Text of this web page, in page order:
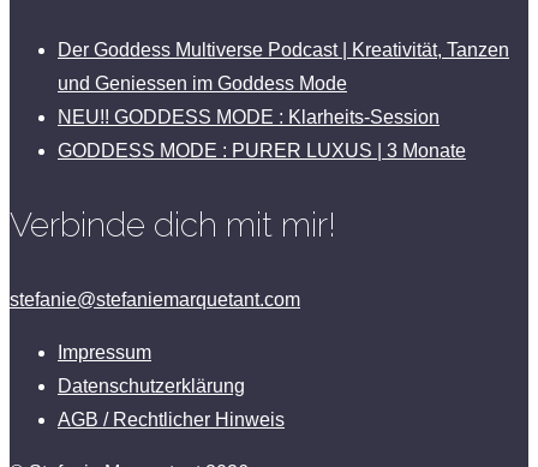
Der Goddess Multiverse Podcast | Kreativität, Tanzen
und Geniessen im Goddess Mode
NEU!! GODDESS MODE : Klarheits-Session
GODDESS MODE : PURER LUXUS | 3 Monate
Verbinde dich mit mir!
stefanie@stefaniemarquetant.com
Impressum
Datenschutzerklärung
AGB / Rechtlicher Hinweis